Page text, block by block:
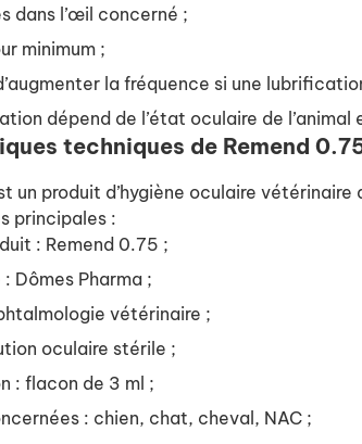
dans l’œil concerné ;
minimum ;
la fréquence si une
dépend de l’état oculaire de
techniques de Remend
un produit d’hygiène oculaire
principales :
: Remend 0.75 ;
Dômes Pharma ;
vétérinaire ;
oculaire stérile ;
: flacon de 3 ml ;
: chien, chat, cheval, NAC ;